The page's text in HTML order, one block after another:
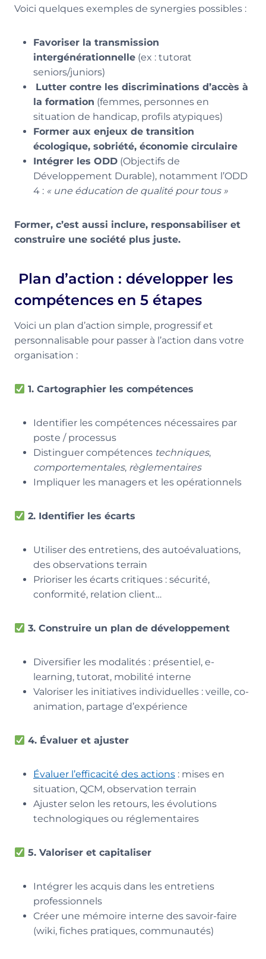
Voici quelques exemples de synergies possibles :
Favoriser la transmission
intergénérationnelle (ex : tutorat
seniors/juniors)
Lutter contre les discriminations d’accès à
la formation (femmes, personnes en
situation de handicap, profils atypiques)
Former aux enjeux de transition
écologique, sobriété, économie circulaire
Intégrer les ODD (Objectifs de
Développement Durable), notamment l’ODD
4 : « une éducation de qualité pour tous »
Former, c’est aussi inclure, responsabiliser et
construire une société plus juste.
️ Plan d’action : développer les
compétences en 5 étapes
Voici un plan d’action simple, progressif et
personnalisable pour passer à l’action dans votre
organisation :
1. Cartographier les compétences
Identifier les compétences nécessaires par
poste / processus
Distinguer compétences techniques,
comportementales, règlementaires
Impliquer les managers et les opérationnels
2. Identifier les écarts
Utiliser des entretiens, des autoévaluations,
des observations terrain
Prioriser les écarts critiques : sécurité,
conformité, relation client…
3. Construire un plan de développement
Diversifier les modalités : présentiel, e-
learning, tutorat, mobilité interne
Valoriser les initiatives individuelles : veille, co-
animation, partage d’expérience
4. Évaluer et ajuster
Évaluer l’efficacité des actions : mises en
situation, QCM, observation terrain
Ajuster selon les retours, les évolutions
technologiques ou réglementaires
5. Valoriser et capitaliser
Intégrer les acquis dans les entretiens
professionnels
Créer une mémoire interne des savoir-faire
(wiki, fiches pratiques, communautés)